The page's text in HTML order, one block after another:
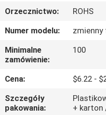
WYCIECZKA
PO
FABRYCE
KONTROLA
JAKOŚCI
Orzecznictwo:
ROHS
Numer modelu:
zmienny
Minimalne
zamówienie:
100
Cena:
$6.22 -
Szczegóły
pakowania:
+ karton